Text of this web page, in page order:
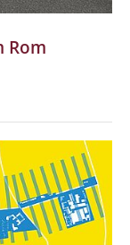
Rom